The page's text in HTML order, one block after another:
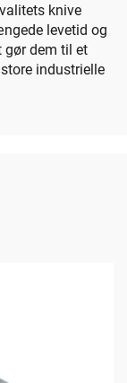
knive
levetid og
gør dem til et
industrielle